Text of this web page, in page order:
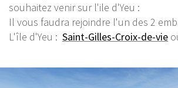
souhaitez venir sur l'ile d'Yeu :
Il vous faudra rejoindre l'un des 2
L'île d'Yeu : Saint-Gilles-Croix-de-vie